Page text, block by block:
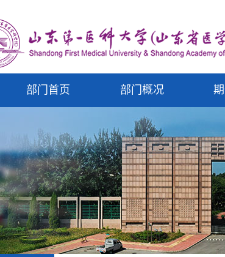
部门首页 部门概况